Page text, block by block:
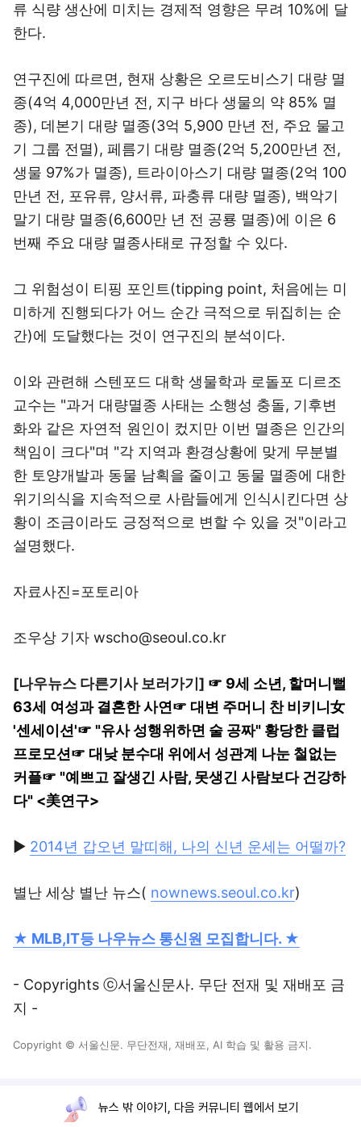
류 식량 생산에 미치는 경제적 영향은 무려 10%에 달
한다.
연구진에 따르면, 현재 상황은 오르도비스기 대량 멸
종(4억 4,000만년 전, 지구 바다 생물의 약 85% 멸
종), 데본기 대량 멸종(3억 5,900 만년 전, 주요 물고
기 그룹 전멸), 페름기 대량 멸종(2억 5,200만년 전,
생물 97%가 멸종), 트라이아스기 대량 멸종(2억 100
만년 전, 포유류, 양서류, 파충류 대량 멸종), 백악기
말기 대량 멸종(6,600만 년 전 공룡 멸종)에 이은 6
번째 주요 대량 멸종사태로 규정할 수 있다.
그 위험성이 티핑 포인트(tipping point, 처음에는 미
미하게 진행되다가 어느 순간 극적으로 뒤집히는 순
간)에 도달했다는 것이 연구진의 분석이다.
이와 관련해 스텐포드 대학 생물학과 로돌포 디르조
교수는 "과거 대량멸종 사태는 소행성 충돌, 기후변
화와 같은 자연적 원인이 컸지만 이번 멸종은 인간의
책임이 크다"며 "각 지역과 환경상황에 맞게 무분별
한 토양개발과 동물 남획을 줄이고 동물 멸종에 대한
위기의식을 지속적으로 사람들에게 인식시킨다면 상
황이 조금이라도 긍정적으로 변할 수 있을 것"이라고
설명했다.
자료사진=포토리아
조우상 기자 wscho@seoul.co.kr
[나우뉴스 다른기사 보러가기] ☞ 9세 소년, 할머니뻘
63세 여성과 결혼한 사연 ☞ 대변 주머니 찬 비키니女
'센세이션'☞ "유사 성행위하면 술 공짜" 황당한 클럽
프로모션 ☞ 대낮 분수대 위에서 성관계 나눈 철없는
커플☞ "예쁘고 잘생긴 사람, 못생긴 사람보다 건강하
다" <美연구>
▶ 2014년 갑오년 말띠해, 나의 신년 운세는 어떨까?
별난 세상 별난 뉴스( nownews.seoul.co.kr)
★ MLB,IT등 나우뉴스 통신원 모집합니다. ★
- Copyrights ⓒ서울신문사. 무단 전재 및 재배포 금
지 -
Copyright © 서울신문. 무단전재, 재배포, AI 학습 및 활용 금지.
뉴스 밖 이야기, 다음 커뮤니티 웹에서 보기